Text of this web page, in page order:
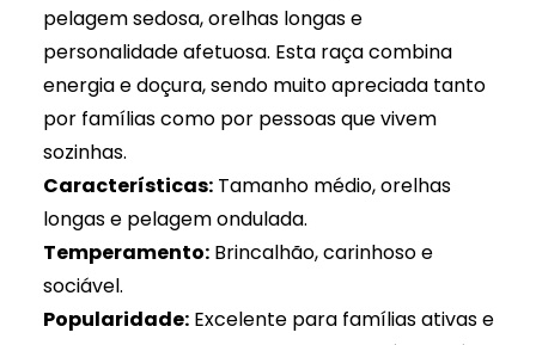
pelagem sedosa, orelhas longas e
personalidade afetuosa. Esta raça combina
energia e doçura, sendo muito apreciada tanto
por famílias como por pessoas que vivem
sozinhas.
Características:Tamanho médio, orelhas
longas e pelagem ondulada.
Temperamento:Brincalhão, carinhoso e
sociável.
Popularidade:Excelente para famílias ativas e